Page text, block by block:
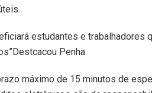
estudantes e trabalhadores
Penha.
máximo de 15 minutos de